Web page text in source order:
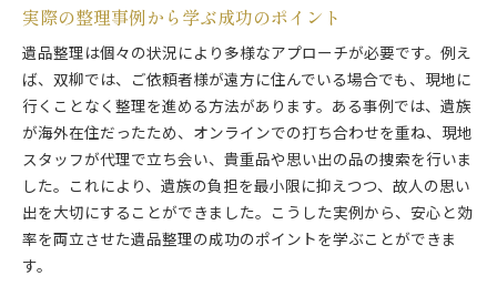
実際の整理事例から学ぶ成功のポイント
遺品整理は個々の状況により多様なアプローチが必要です。例え
ば、双柳では、ご依頼者様が遠方に住んでいる場合でも、現地に
行くことなく整理を進める方法があります。ある事例では、遺族
が海外在住だったため、オンラインでの打ち合わせを重ね、現地
スタッフが代理で立ち会い、貴重品や思い出の品の捜索を行いま
した。これにより、遺族の負担を最小限に抑えつつ、故人の思い
出を大切にすることができました。こうした実例から、安心と効
率を両立させた遺品整理の成功のポイントを学ぶことができま
す。